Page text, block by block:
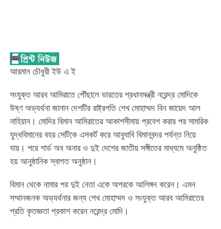
আরমান চৌধুরী ইউ এ ই
সংযুক্ত আরব আমিরাতে পৌঁছালে ভারতের প্রধানমন্ত্রী নরেন্দ্র মোদিকে
উষ্ণ অভ্যর্থনা জানান দেশটির রাষ্ট্রপতি শেখ মোহাম্মদ বিন জায়েদ আল
নাহিয়ান। মোদির বিমান আমিরাতের আকাশসীমায় প্রবেশ করার পর সামরিক
যুদ্ধবিমানের বহর সেটিকে এসকর্ট করে আবুধাবি বিমানবন্দর পর্যন্ত নিয়ে
যায়। পরে গার্ড অব অনার ও দুই দেশের জাতীয় সঙ্গীতের মাধ্যমে অনুষ্ঠিত
হয় আনুষ্ঠানিক স্বাগত অনুষ্ঠান।
বিমান থেকে নামার পর দুই নেতা একে অপরকে আলিঙ্গন করেন। এমন
সম্মানজনক অভ্যর্থনার জন্য শেখ মোহাম্মদ ও সংযুক্ত আরব আমিরাতের
প্রতি কৃতজ্ঞতা প্রকাশ করেন নরেন্দ্র মোদি।